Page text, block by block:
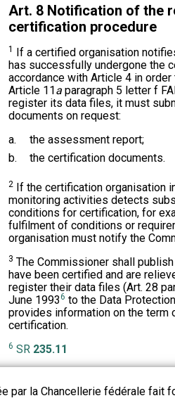
Art. 8 Notification of the
certification procedure
1 If a certified organisation
has successfully undergone the
accordance with Article 4 in
Article 11aparagraph 5 letter f
register its data files, it must
documents on request:
a.
the assessment report;
b.
the certification documents.
2If the certification organisation
monitoring activities detects
conditions for certification, for
fulfilment of conditions or
organisation must notify the
3 The Commissioner shall
have been certified and are
register their data files (Art. 28
June 19936 to the Data
provides information on the term
certification.
6 SR 235.11
par la Chancellerie fédérale fait